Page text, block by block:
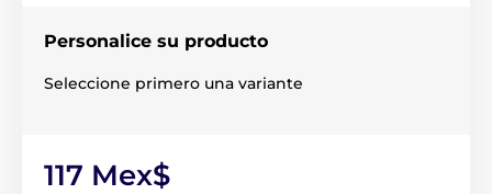
Personalice su producto
Seleccione primero una variante
117 Mex$